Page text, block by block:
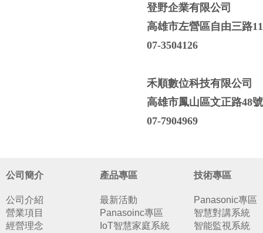
登野企業有限公司
高雄市左營區自由三路
07-3504126
禾順數位科技有限公司
高雄市鳳山區文正路48號
07-7904969
公司簡介
公司介紹
營業項目
經營理念
產品專區
最新活動
Panasoinc專區
IoT智慧家庭系統
技術專區
Panasonic專區
智慧對講系統
智能監視系統